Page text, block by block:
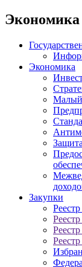
Экономика
Экономика
Малый
Закупки
Реестр